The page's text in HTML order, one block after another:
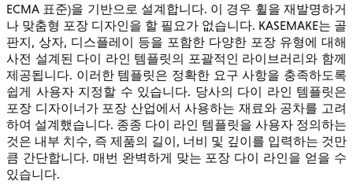
ECMA 표준)을 기반으로 설계합니다. 이 경우 휠을 재발명하거
나 맞춤형 포장 디자인을 할 필요가 없습니다. KASEMAKE는 골
판지, 상자, 디스플레이 등을 포함한 다양한 포장 유형에 대해
사전 설계된 다이 라인 템플릿의 포괄적인 라이브러리와 함께
제공됩니다. 이러한 템플릿은 정확한 요구 사항을 충족하도록
쉽게 사용자 지정할 수 있습니다. 당사의 다이 라인 템플릿은
포장 디자이너가 포장 산업에서 사용하는 재료와 공차를 고려
하여 설계했습니다. 종종 다이 라인 템플릿을 사용자 정의하는
것은 내부 치수, 즉 제품의 길이, 너비 및 깊이를 입력하는 것만
큼 간단합니다. 매번 완벽하게 맞는 포장 다이 라인을 얻을 수
있습니다.